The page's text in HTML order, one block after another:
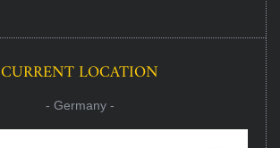
CURRENT LOCATION
- Germany -